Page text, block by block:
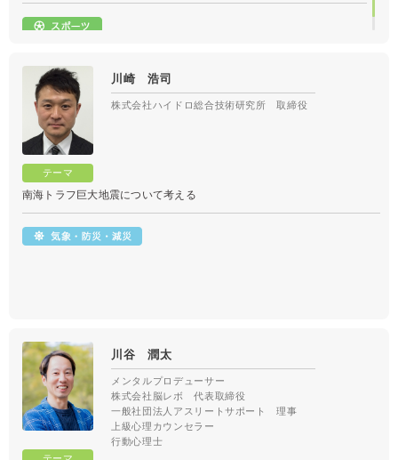
川崎 浩司
株式会社ハイドロ総合技術研究所 取締役
南海トラフ巨大地震について考える
川谷 潤太
メンタルプロデューサー
株式会社脳レボ 代表取締役
一般社団法人アスリートサポート 理事
上級心理カウンセラー
行動心理士